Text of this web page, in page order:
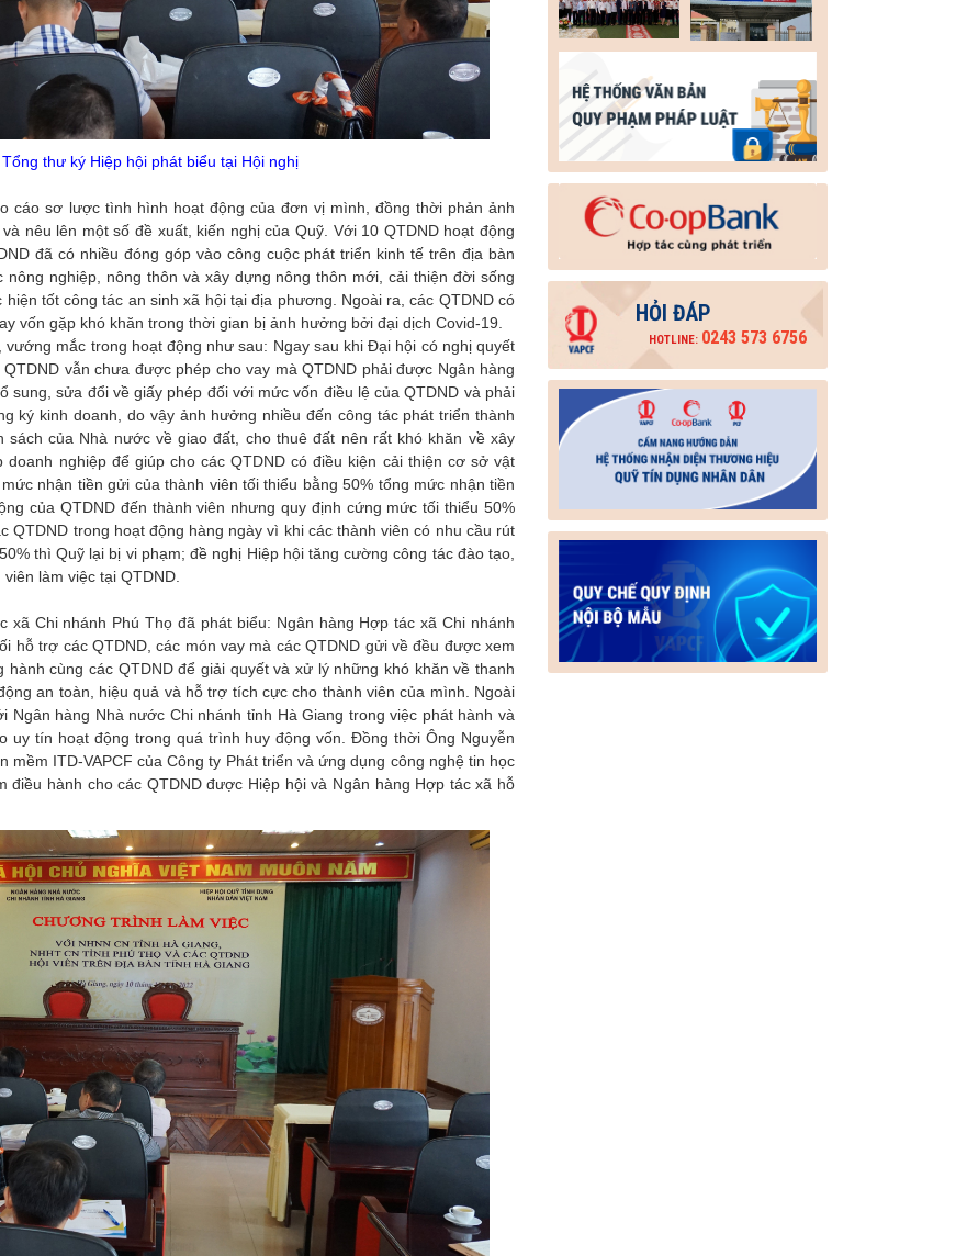
thư ký Hiệp hội phát biểu tại Hội nghị
cáo sơ lược tình hình hoạt động của đơn vị mình, đồng thời phản ảnh
nêu lên một số đề xuất, kiến nghị của Quỹ. Với 10 QTDND hoạt động
đã có nhiều đóng góp vào công cuộc phát triển kinh tế trên địa bàn
nghiệp, nông thôn và xây dựng nông thôn mới, cải thiện đời sống
tốt công tác an sinh xã hội tại địa phương. Ngoài ra, các QTDND có
vốn gặp khó khăn trong thời gian bị ảnh hưởng bởi đại dịch Covid-19.
mắc trong hoạt động như sau: Ngay sau khi Đại hội có nghị quyết
vẫn chưa được phép cho vay mà QTDND phải được Ngân hàng
sung, sửa đổi về giấy phép đối với mức vốn điều lệ của QTDND và phải
ký kinh doanh, do vậy ảnh hưởng nhiều đến công tác phát triển thành
của Nhà nước về giao đất, cho thuê đất nên rất khó khăn về xây
nghiệp để giúp cho các QTDND có điều kiện cải thiện cơ sở vật
nhận tiền gửi của thành viên tối thiểu bằng 50% tổng mức nhận tiền
của QTDND đến thành viên nhưng quy định cứng mức tối thiểu 50%
QTDND trong hoạt động hàng ngày vì khi các thành viên có nhu cầu rút
thì Quỹ lại bị vi phạm; đề nghị Hiệp hội tăng cường công tác đào tạo,
làm việc tại QTDND.
Chi nhánh Phú Thọ đã phát biểu: Ngân hàng Hợp tác xã Chi nhánh
hỗ trợ các QTDND, các món vay mà các QTDND gửi về đều được xem
cùng các QTDND để giải quyết và xử lý những khó khăn về thanh
an toàn, hiệu quả và hỗ trợ tích cực cho thành viên của mình. Ngoài
hàng Nhà nước Chi nhánh tỉnh Hà Giang trong việc phát hành và
uy tín hoạt động trong quá trình huy động vốn. Đồng thời Ông Nguyễn
ITD-VAPCF của Công ty Phát triển và ứng dụng công nghệ tin học
điều hành cho các QTDND được Hiệp hội và Ngân hàng Hợp tác xã hỗ
HỎI ĐÁP
HOTLINE: 0243 573 6756